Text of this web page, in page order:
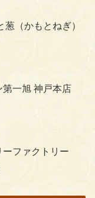
葱（かもとねぎ）
第一旭 神戸本店
ーファクトリー